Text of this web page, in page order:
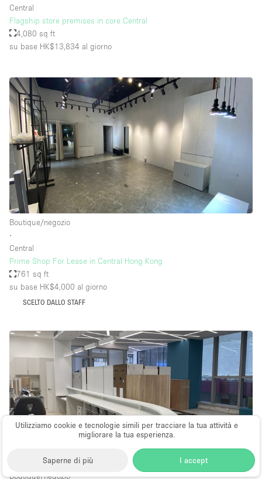
Utilizziamo cookie e tecnologie simili per tracciare la tua attività e
migliorare la tua esperienza.
Saperne di più I accept
Central
Flagship store premises in core Central
4,080 sq ft
su base HK$13,834 al giorno
Boutique/negozio
∙
Central
Prime Shop For Lease in Central Hong Kong
761 sq ft
su base HK$4,000 al giorno
SCELTO DALLO STAFF
Boutique/negozio